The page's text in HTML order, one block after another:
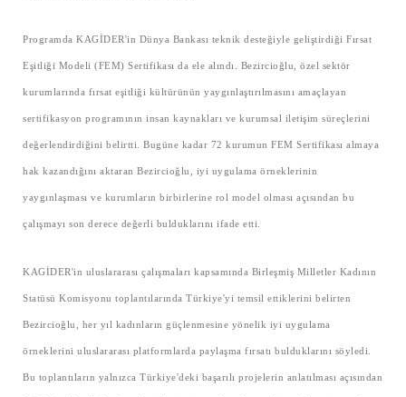
Programda KAGİDER'in Dünya Bankası teknik desteğiyle geliştirdiği Fırsat
Eşitliği Modeli (FEM) Sertifikası da ele alındı. Bezircioğlu, özel sektör
kurumlarında fırsat eşitliği kültürünün yaygınlaştırılmasını amaçlayan
sertifikasyon programının insan kaynakları ve kurumsal iletişim süreçlerini
değerlendirdiğini belirtti. Bugüne kadar 72 kurumun FEM Sertifikası almaya
hak kazandığını aktaran Bezircioğlu, iyi uygulama örneklerinin
yaygınlaşması ve kurumların birbirlerine rol model olması açısından bu
çalışmayı son derece değerli bulduklarını ifade etti.
KAGİDER'in uluslararası çalışmaları kapsamında Birleşmiş Milletler Kadının
Statüsü Komisyonu toplantılarında Türkiye'yi temsil ettiklerini belirten
Bezircioğlu, her yıl kadınların güçlenmesine yönelik iyi uygulama
örneklerini uluslararası platformlarda paylaşma fırsatı bulduklarını söyledi.
Bu toplantıların yalnızca Türkiye'deki başarılı projelerin anlatılması açısından